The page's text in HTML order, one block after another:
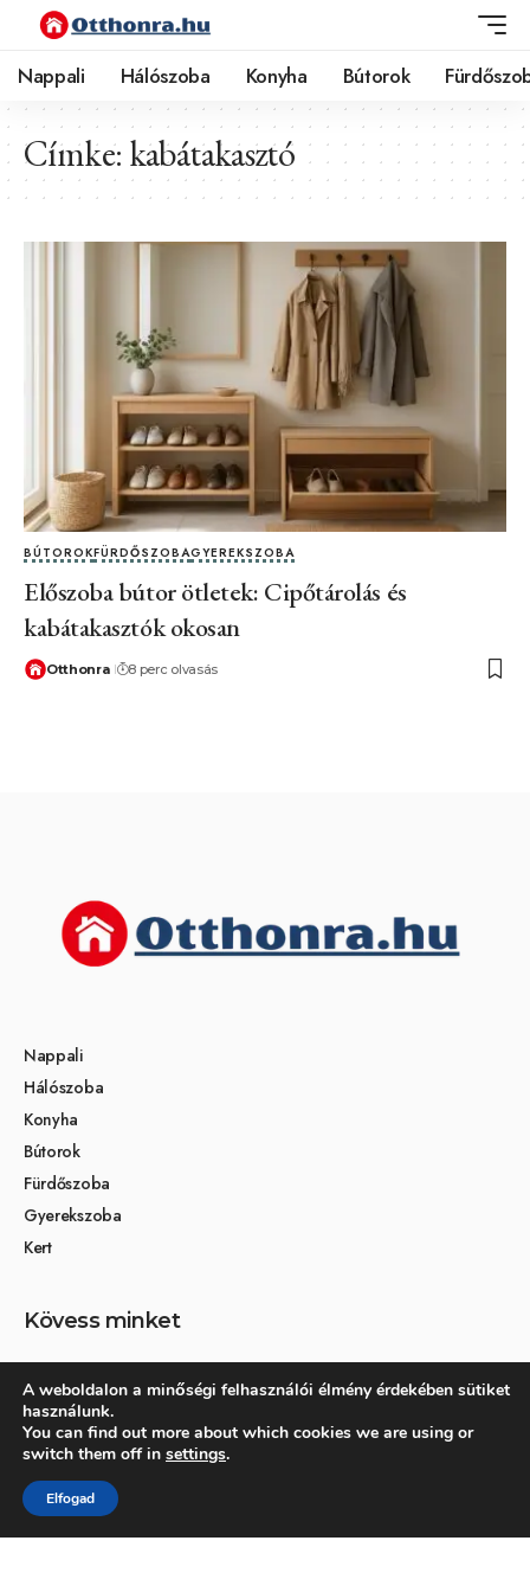
Nappali Hálószoba Konyha Bútorok
Címke: kabátakasztó
BÚTOROKFÜRDŐSZOBAGYEREKSZOBA
Előszoba bútor ötletek: Cipőtárolás és
kabátakasztók okosan
Otthonra 8 perc olvasás
Nappali
Hálószoba
Konyha
Bútorok
Fürdőszoba
Gyerekszoba
Kert
Kövess minket
Társoldalak
Otthon és dekoráció
Kertikék kertmagazin
A weboldalon a minőségi felhasználói élmény érdekében sütiket
használunk.
You can find out more about which cookies we are using or
switch them off in settings.
Elfogad